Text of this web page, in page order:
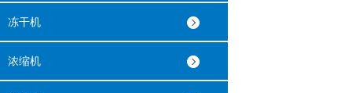
冻干机
浓缩机